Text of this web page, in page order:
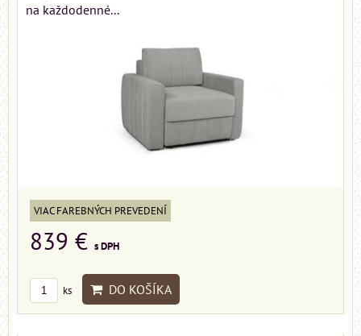
na každodenné...
VIAC FAREBNÝCH PREVEDENÍ
839 € s DPH
ks DO KOŠÍKA